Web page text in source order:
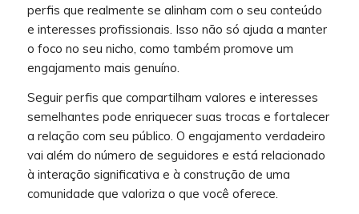
perfis que realmente se alinham com o seu conteúdo
e interesses profissionais. Isso não só ajuda a manter
o foco no seu nicho, como também promove um
engajamento mais genuíno.
Seguir perfis que compartilham valores e interesses
semelhantes pode enriquecer suas trocas e fortalecer
a relação com seu público. O engajamento verdadeiro
vai além do número de seguidores e está relacionado
à interação significativa e à construção de uma
comunidade que valoriza o que você oferece.